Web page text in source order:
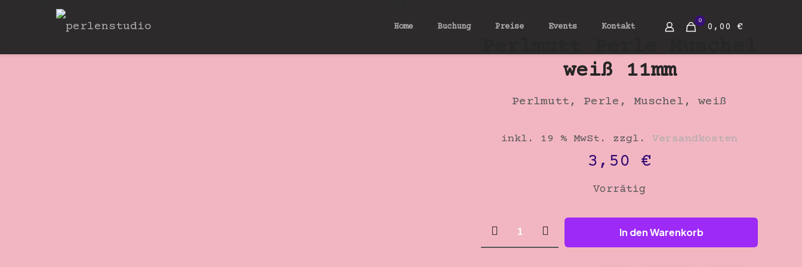
Home Buchung Preise Events Kontakt
0
0,00 €
weiß 11mm
Perlmutt, Perle, Muschel, weiß
inkl. 19 % MwSt. zzgl. Versandkosten
3,50 €
Vorrätig
Perlmutt
Perle
In den Warenkorb